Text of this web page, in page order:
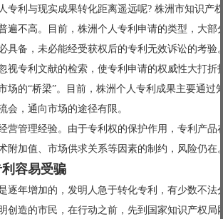
专利与现实成果转化距离遥远呢? 株洲市知识产
遍不高。目前，株洲个人专利申请的类型，大
具备，未必能经受获权后的专利无效诉讼的考
视专利文献的检索，使专利申请的权威性大打折
场的“桥梁”。目前，株洲个人专利成果主要通
会，通向市场的途径有限。
营管理经验。由于专利权的保护作用，专利产
附加值、市场供求关系等因素的制约，风险仍在
容易受骗
逐年增加的，发明人急于转化专利，有少数不
创造的市民，在行动之前，先到国家知识产权